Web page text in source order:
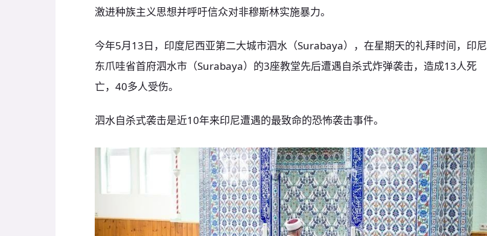
激进种族主义思想并呼吁信众对非穆斯林实施暴力。
今年5月13日，印度尼西亚第二大城市泗水（Surabaya），在星期天的礼拜时间，印尼
东爪哇省首府泗水市（Surabaya）的3座教堂先后遭遇自杀式炸弹袭击，造成13人死
亡，40多人受伤。
泗水自杀式袭击是近10年来印尼遭遇的最致命的恐怖袭击事件。